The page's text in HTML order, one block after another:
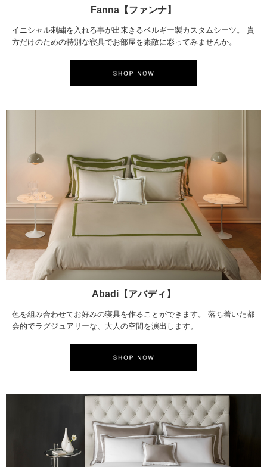
Fanna【ファンナ】
イニシャル刺繍を入れる事が出来きるベルギー製カスタムシーツ。 貴
方だけのための特別な寝具でお部屋を素敵に彩ってみませんか。
Abadi【アバディ】
色を組み合わせてお好みの寝具を作ることができます。 落ち着いた都
会的でラグジュアリーな、大人の空間を演出します。